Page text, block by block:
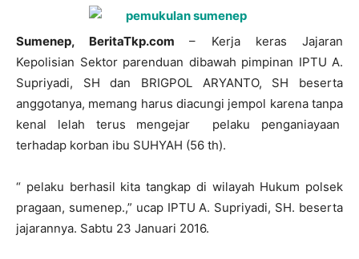
Sumenep, BeritaTkp.com– Kerja keras Jajaran
Kepolisian Sektor parenduan dibawah pimpinan IPTU A.
Supriyadi, SH dan BRIGPOL ARYANTO, SH beserta
anggotanya, memang harus diacungi jempol karena tanpa
kenal lelah terus mengejar pelaku penganiayaan
terhadap korban ibu SUHYAH (56 th).
“ pelaku berhasil kita tangkap di wilayah Hukum polsek
pragaan, sumenep.,” ucap IPTU A. Supriyadi, SH. beserta
jajarannya. Sabtu 23 Januari 2016.